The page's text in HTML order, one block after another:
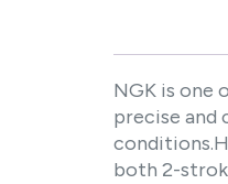
NGK is one
precise and
both 2-